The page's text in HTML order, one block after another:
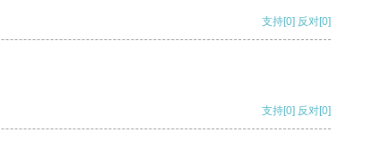
支持[0] 反对[0]
支持[0] 反对[0]